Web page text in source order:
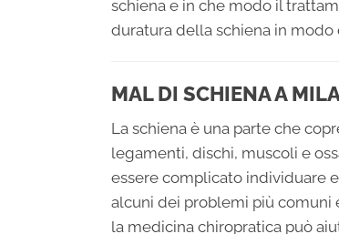
schiena e in che modo il
duratura della schiena in
MAL DI SCHIENA A
La schiena è una parte che
legamenti, dischi, muscoli e
essere complicato individuare
alcuni dei problemi più comuni
la medicina chiropratica può